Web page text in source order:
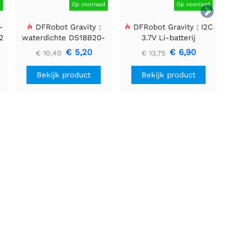

Op voorraad
DFRobot Gravity :
waterdichte DS18B20-
sensorset
€ 10,40 € 5,20
Bekijk product
Op voorraad
DFRobot Gravity : I2C
3.7V Li-batterij
brandstofmeter
€ 13,75 € 6,90
Bekijk product